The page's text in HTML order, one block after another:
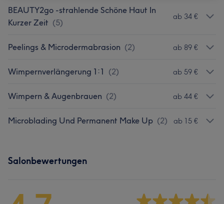
BEAUTY2go -strahlende Schöne Haut In
Kurzer Zeit (5)
ab 34 €
Peelings & Microdermabrasion (2) ab 89 €
Wimpernverlängerung 1:1 (2) ab 59 €
Wimpern & Augenbrauen (2) ab 44 €
Microblading Und Permanent Make Up (2) ab 15 €
Salonbewertungen